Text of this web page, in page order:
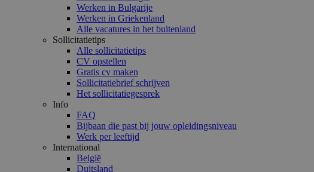
Werken in Bulgarije
Werken in Griekenland
Alle vacatures in het buitenland
Sollicitatietips
Alle sollicitatietips
CV opstellen
Gratis cv maken
Sollicitatiebrief schrijven
Het sollicitatiegesprek
Info
FAQ
Bijbaan die past bij jouw opleidingsniveau
Werk per leeftijd
International
België
Duitsland